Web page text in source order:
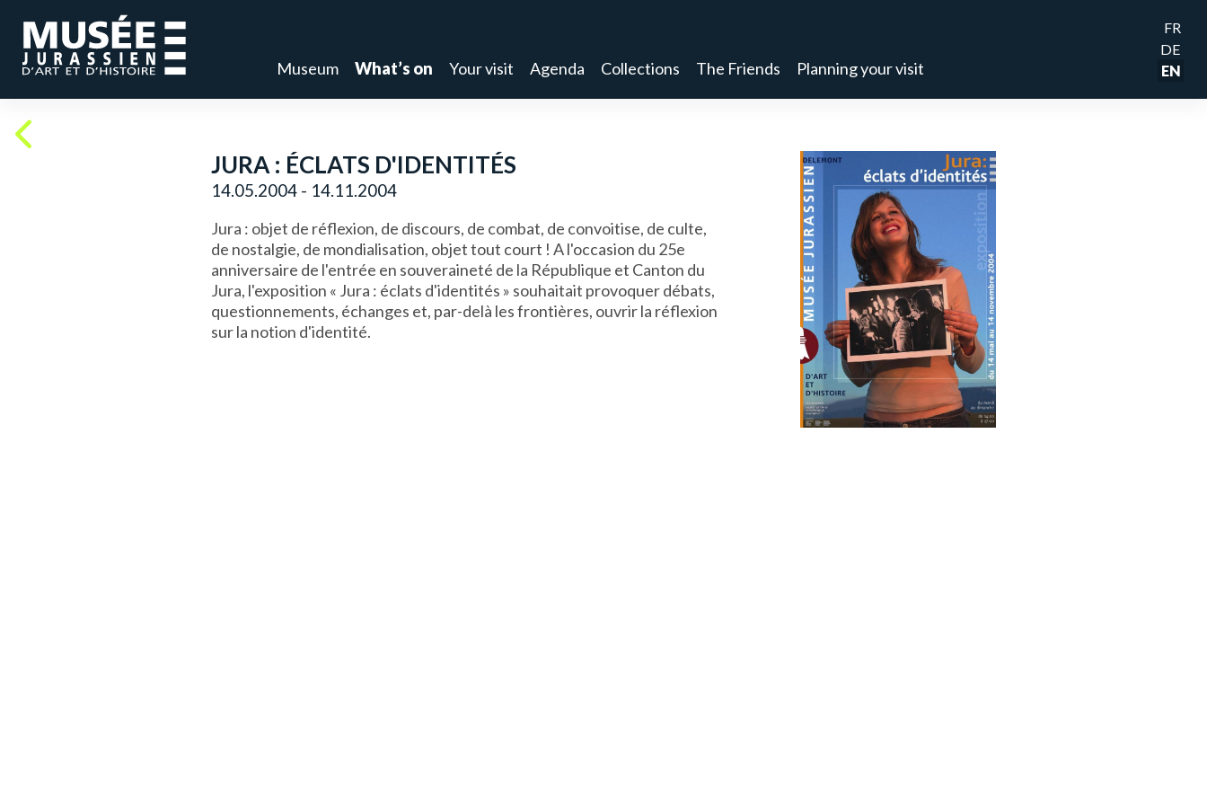
Museum What’s on Your visit Agenda Collections The Friends Planning your visit
FR
DE
EN
JURA : ÉCLATS D'IDENTITÉS
14.05.2004 - 14.11.2004
Jura : objet de réflexion, de discours, de combat, de convoitise, de culte,
de nostalgie, de mondialisation, objet tout court ! A l'occasion du 25e
anniversaire de l'entrée en souveraineté de la République et Canton du
Jura, l'exposition « Jura : éclats d'identités » souhaitait provoquer débats,
questionnements, échanges et, par-delà les frontières, ouvrir la réflexion
sur la notion d'identité.